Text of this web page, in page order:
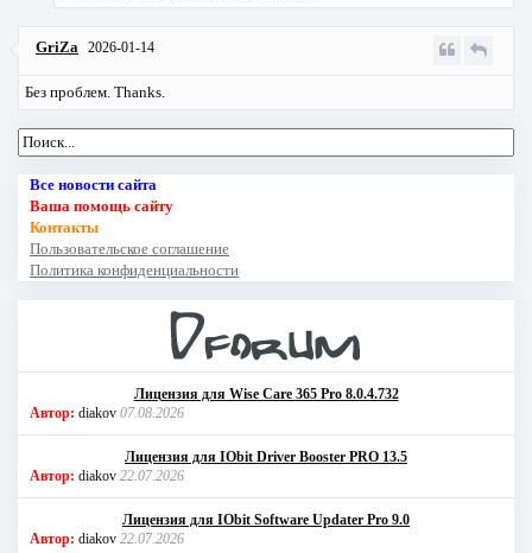
GriZa 2026-01-14
Без проблем. Thanks.
Все новости сайта
Ваша помощь сайту
Контакты
Пользовательское соглашение
Политика конфиденциальности
Лицензия для Wise Care 365 Pro 8.0.4.732
Автор: diakov 07.08.2026
Лицензия для IObit Driver Booster PRO 13.5
Автор: diakov 22.07.2026
Лицензия для IObit Software Updater Pro 9.0
Автор: diakov 22.07.2026